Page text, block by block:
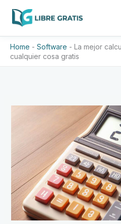
contenido
Home - Software - La mejor
cualquier cosa gratis